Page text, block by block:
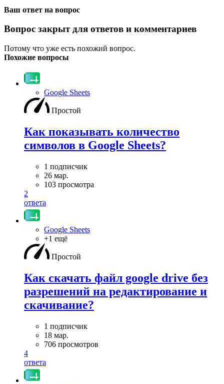
Ваш ответ на вопрос
Вопрос закрыт для ответов и комментариев
Потому что уже есть похожий вопрос.
Похожие вопросы
Google Sheets
Простой
Как показывать количество
символов в Google Sheets?
1 подписчик
26 мар.
103 просмотра
2
ответа
Google Sheets
+1 ещё
Простой
Как скачать файл google drive без
разрешений на редактирование и
скачивание?
1 подписчик
18 мар.
706 просмотров
4
ответа